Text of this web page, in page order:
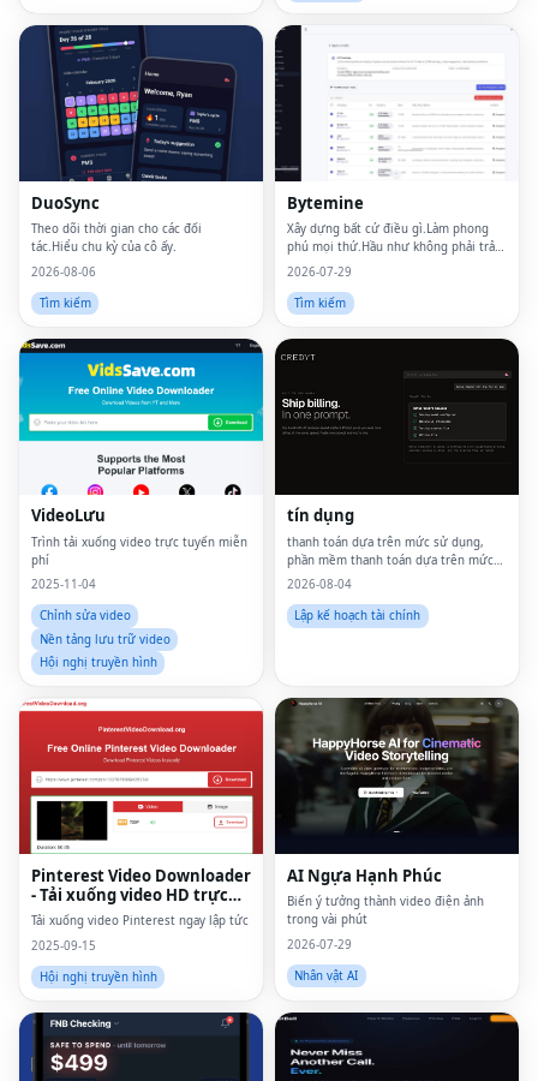
DuoSync
Theo dõi thời gian cho các đối
tác.Hiểu chu kỳ của cô ấy.
2026-08-06
Tìm kiếm
Bytemine
Xây dựng bất cứ điều gì.Làm phong
phú mọi thứ.Hầu như không phải trả
gì.
2026-07-29
Tìm kiếm
VideoLưu
Trình tải xuống video trực tuyến miễn
phí
2025-11-04
Chỉnh sửa video
Nền tảng lưu trữ video
Hội nghị truyền hình
tín dụng
thanh toán dựa trên mức sử dụng,
phần mềm thanh toán dựa trên mức
sử dụng, thanh toán theo đồng hồ đo,
từ ai, định giá dựa trên mức tiêu
dùng, thanh to
2026-08-04
Lập kế hoạch tài chính
Pinterest Video Downloader
- Tải xuống video HD trực
tuyến
Tải xuống video Pinterest ngay lập tức
2025-09-15
Hội nghị truyền hình
AI Ngựa Hạnh Phúc
Biến ý tưởng thành video điện ảnh
trong vài phút
2026-07-29
Nhân vật AI